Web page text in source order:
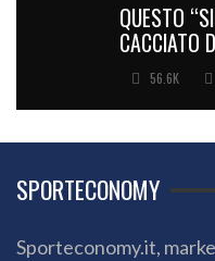
QUESTO
CACCIATO
56.6K
SPORTECONOMY
Sporteconomy.it,